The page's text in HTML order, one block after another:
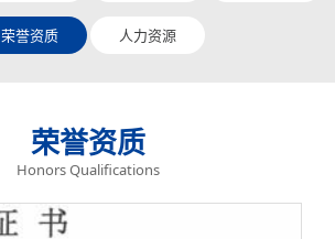
荣誉资质 人力资源
荣誉资质
Honors Qualifications